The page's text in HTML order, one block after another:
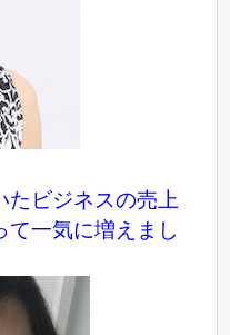
たビジネスの売上
て一気に増えまし